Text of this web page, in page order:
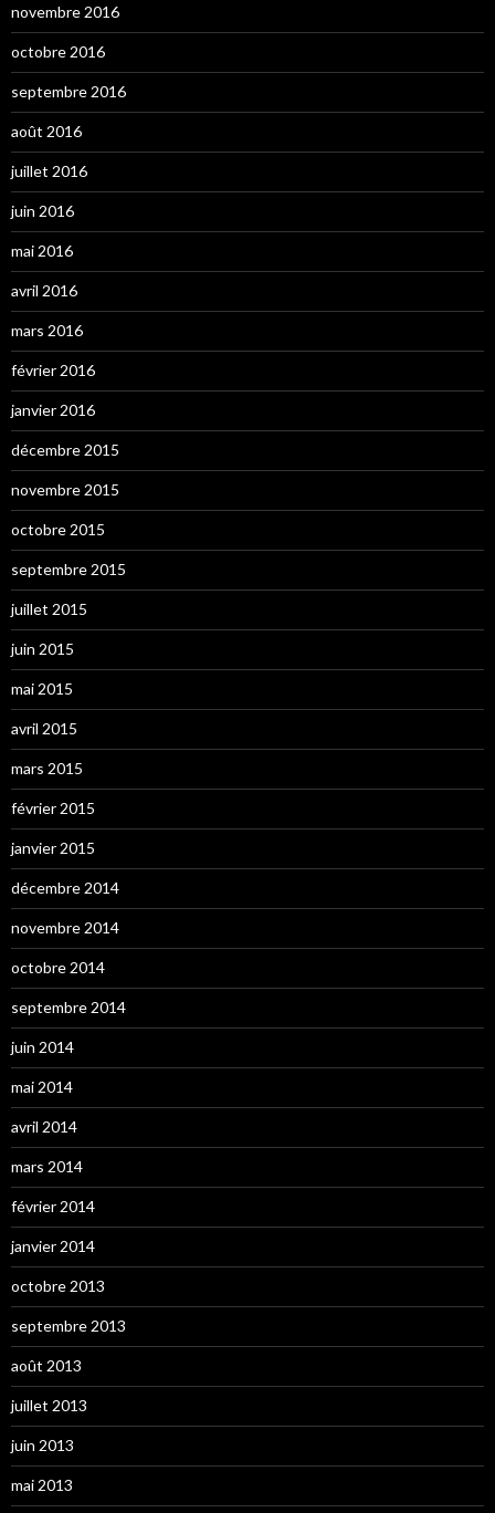
novembre 2016
octobre 2016
septembre 2016
août 2016
juillet 2016
juin 2016
mai 2016
avril 2016
mars 2016
février 2016
janvier 2016
décembre 2015
novembre 2015
octobre 2015
septembre 2015
juillet 2015
juin 2015
mai 2015
avril 2015
mars 2015
février 2015
janvier 2015
décembre 2014
novembre 2014
octobre 2014
septembre 2014
juin 2014
mai 2014
avril 2014
mars 2014
février 2014
janvier 2014
octobre 2013
septembre 2013
août 2013
juillet 2013
juin 2013
mai 2013